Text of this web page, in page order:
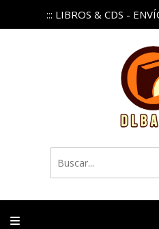
::: LIBROS & CDS -